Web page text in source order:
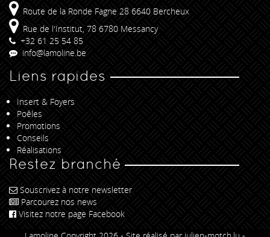
Route de la Ronde Fagne 28 6640 Bercheux
Rue de l'Institut, 78 6780 Messancy
+32 61 25 54 85
info@lamoline.be
Liens rapides
Insert & Foyers
Poêles
Promotions
Conseils
Réalisations
Restez branché
Souscrivez à notre newsletter
Parcourez nos news
Visitez notre page Facebook